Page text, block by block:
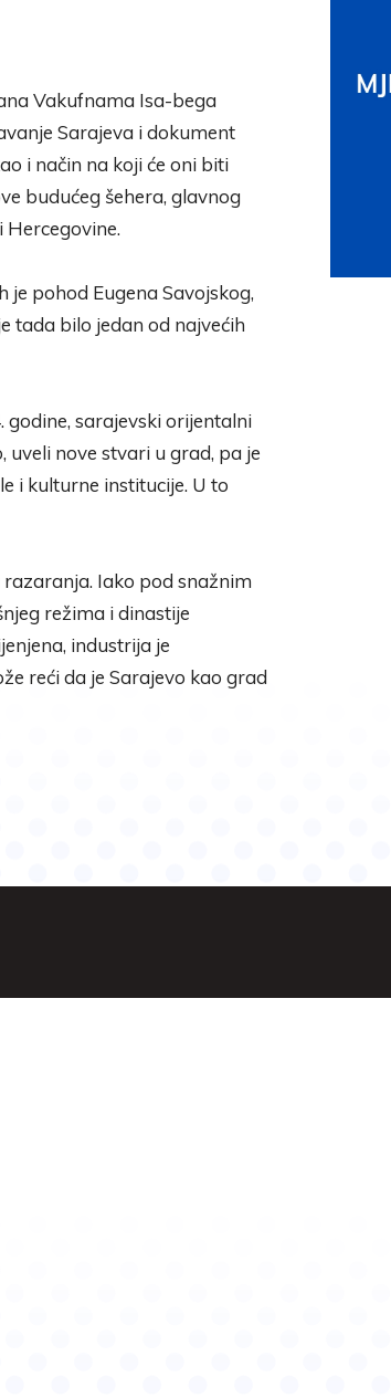
Vakufnama Isa-bega
Sarajeva i dokument
i način na koji će oni biti
budućeg šehera, glavnog
Hercegovine.
je pohod Eugena Savojskog,
tada bilo jedan od najvećih
sarajevski orijentalni
nove stvari u grad, pa je
i kulturne institucije. U to
Iako pod snažnim
režima i dinastije
industrija je
reći da je Sarajevo kao grad